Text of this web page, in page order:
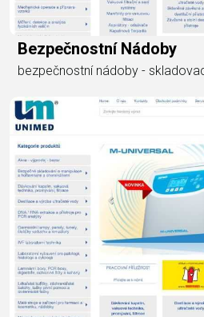
Bezpečnostní Nádoby
bezpečnostní nádoby -